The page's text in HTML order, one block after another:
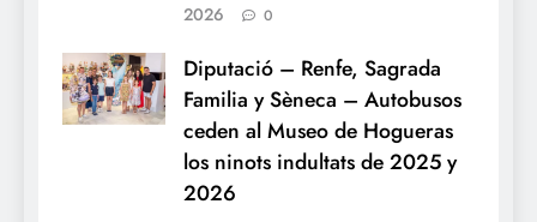
2026
0
Diputació – Renfe, Sagrada
Familia y Sèneca – Autobusos
ceden al Museo de Hogueras
los ninots indultats de 2025 y
2026